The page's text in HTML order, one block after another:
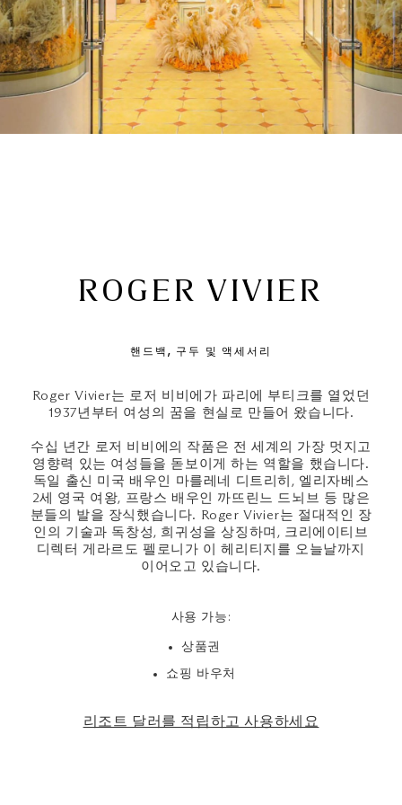
ROGER VIVIER
핸드백, 구두 및 액세서리
Roger Vivier는 로저 비비에가 파리에 부티크를 열었던
1937년부터 여성의 꿈을 현실로 만들어 왔습니다.
수십 년간 로저 비비에의 작품은 전 세계의 가장 멋지고
영향력 있는 여성들을 돋보이게 하는 역할을 했습니다.
독일 출신 미국 배우인 마를레네 디트리히, 엘리자베스
2세 영국 여왕, 프랑스 배우인 까뜨린느 드뇌브 등 많은
분들의 발을 장식했습니다. Roger Vivier는 절대적인 장
인의 기술과 독창성, 희귀성을 상징하며, 크리에이티브
디렉터 게라르도 펠로니가 이 헤리티지를 오늘날까지
이어오고 있습니다.
사용 가능:
상품권
쇼핑 바우처
리조트 달러를 적립하고 사용하세요